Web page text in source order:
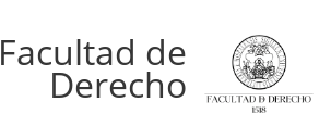
Facultad de
Derecho